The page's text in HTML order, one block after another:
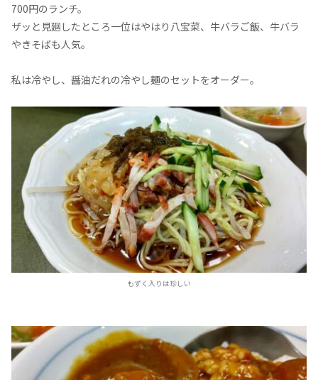
700円のランチ。
ザッと見廻したところ一位はやはり八宝菜、牛バラご飯、牛バラ
やきそばも人気。
私は冷やし、醤油だれの冷やし麺のセットをオーダー。
もずく入りは珍しい